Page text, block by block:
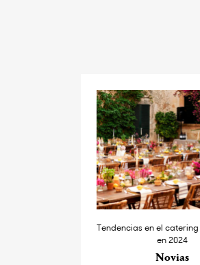
Tendencias en el
en 2024
Novias